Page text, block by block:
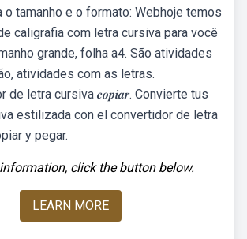
o tamanho e o formato: Webhoje temos
caligrafia com letra cursiva para você
grande, folha a4. São atividades
atividades com as letras.
de letra cursiva 𝒄𝒐𝒑𝒊𝒂𝒓. Convierte tus
estilizada con el convertidor de letra
y pegar.
click the button below.
LEARN MORE